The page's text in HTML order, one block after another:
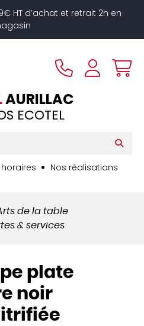
HT d’achat et retrait 2h en
AURILLAC
ECOTEL
horaires Nos réalisations
de la table
& services
plate
noir